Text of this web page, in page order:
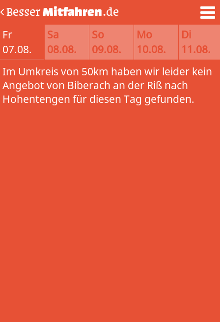
BesserMitfahren.de
Fr
07.08.
Sa
08.08.
So
09.08.
Mo
10.08.
Di
11.08.
Im Umkreis von 50km haben wir leider kein
Angebot von Biberach an der Riß nach
Hohentengen für diesen Tag gefunden.